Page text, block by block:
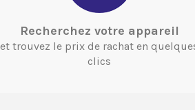
Recherchez votre appareil
et trouvez le prix de rachat en
clics